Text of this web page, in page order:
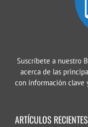
Suscríbete a nuestro
acerca de las
con información clave
ARTÍCULOS RECIENTES